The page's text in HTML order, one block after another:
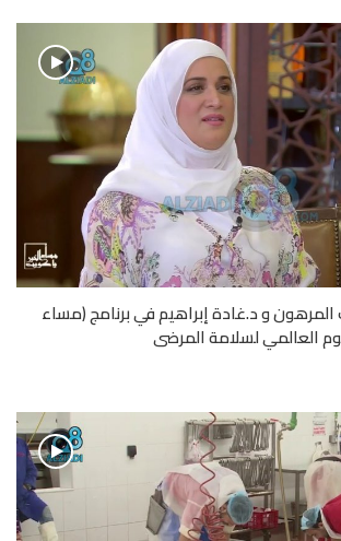
و د.غادة إبراهيم في برنامج (مساء
العالمي لسلامة المرضى